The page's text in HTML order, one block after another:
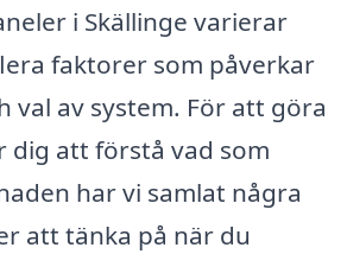
i Skällinge varierar
faktorer som påverkar
val av system. För att göra
dig att förstå vad som
har vi samlat några
att tänka på när du